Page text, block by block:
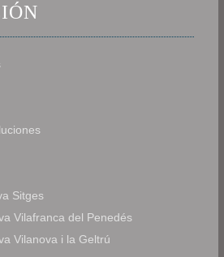
Sitges
Vilafranca del Penedés
Vilanova i la Geltrú